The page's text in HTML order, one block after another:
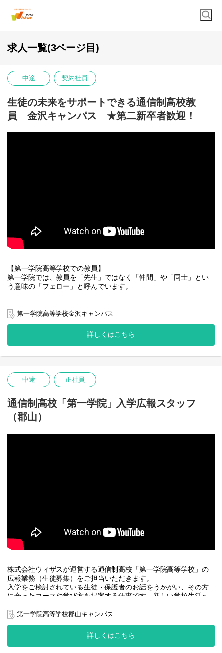
求人一覧(3ページ目)
中途 契約社員
生徒の未来をサポートできる通信制高校教
員 金沢キャンパス ★第二新卒者歓迎！
【第一学院高等学校での教員】
第一学院では、教員を「先生」ではなく「仲間」や「同士」とい
う意味の「フェロー」と呼んでいます。
みなさんと向き合い、一緒に成長していきたいと考えています。
第一学院では生徒の主体性を引き出して、生徒自らチャレンジす
る意欲を育む役割を担っています。
第一学院のフェローは、生徒と一緒に学び、いま、そして、未来
につながる生徒の活躍を後押しする立場となります。
を主とし、後々は校運営全般に携わっていただきたいと思ってい
ます。
■学習指導
生徒が目指す学力を身につけられる様、一人ひとりに応じた指導
をします。
した指導を主としています。
■地域連携活動
在籍している生徒の出身校等へ学校訪問を行い、生徒の状況報告
や学校の紹介を行っていただきます。
への参加や、仕事体験等を企画し、運営していただきます。
■事務
電話受付、来客対応、生徒の学籍書類管理、文書作成等の事務全
～醍醐味～
「ありがとう」がエネルギー！生徒の成長を実感できる、やりが
第一学院高等学校金沢キャンパス
詳しくはこちら
中途 正社員
通信制高校「第一学院」入学広報スタッフ
（郡山）
株式会社ウィザスが運営する通信制高校「第一学院高等学校」の
広報業務（生徒募集）をご担当いただきます。
入学をご検討されている生徒・保護者のお話をうかがい、その方
に合ったコースや学び方を提案する仕事です。新しい学校生活へ
ます。
～子どもたちの未来の選択肢を広げる仕事～
営業や他業界での経験を、教育というステージで、生徒・保護者
を応援・サポートすることに活かしてみませんか。
第一学院高等学校郡山キャンパス
詳しくはこちら